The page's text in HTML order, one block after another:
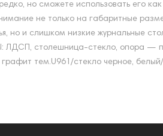
но сможете использовать его
не только на габаритные
но и слишком низкие журнальные
ЛДСП, столешница-стекло, опора —
тем.U961/стекло черное,